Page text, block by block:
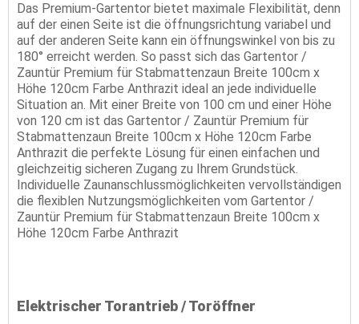
Das Premium-Gartentor bietet maximale Flexibilität, denn
auf der einen Seite ist die öffnungsrichtung variabel und
auf der anderen Seite kann ein öffnungswinkel von bis zu
180° erreicht werden. So passt sich das Gartentor /
Zauntür Premium für Stabmattenzaun Breite 100cm x
Höhe 120cm Farbe Anthrazit ideal an jede individuelle
Situation an. Mit einer Breite von 100 cm und einer Höhe
von 120 cm ist das Gartentor / Zauntür Premium für
Stabmattenzaun Breite 100cm x Höhe 120cm Farbe
Anthrazit die perfekte Lösung für einen einfachen und
gleichzeitig sicheren Zugang zu Ihrem Grundstück.
Individuelle Zaunanschlussmöglichkeiten vervollständigen
die flexiblen Nutzungsmöglichkeiten vom Gartentor /
Zauntür Premium für Stabmattenzaun Breite 100cm x
Höhe 120cm Farbe Anthrazit
Elektrischer Torantrieb / Toröffner